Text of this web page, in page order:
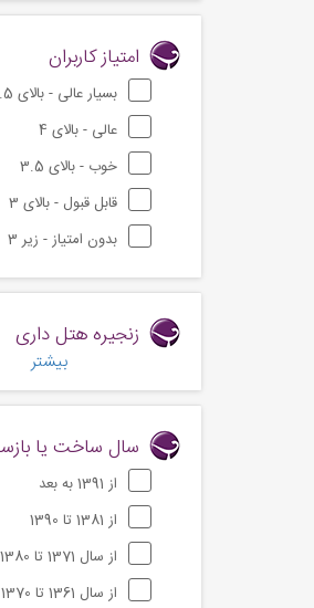
امتیاز کاربران
بسیار عالی - بالای 4.5
عالی - بالای 4
خوب - بالای 3.5
قابل قبول - بالای 3
بدون امتیاز - زیر 3
زنجیره هتل داری
بیشتر
سال ساخت یا
از 1391 به بعد
از 1381 تا 1390
از سال 1371 تا 1380
از سال 1361 تا 1370